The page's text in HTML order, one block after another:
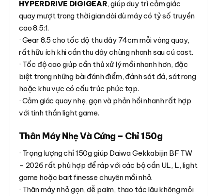
HYPERDRIVE DIGIGEAR, giúp duy trì cảm giác
quay mượt trong thời gian dài dù máy có tỷ số truyền
cao 8.5:1.
· Gear 8.5 cho tốc độ thu dây 74cm mỗi vòng quay,
rất hữu ích khi cần thu dây chùng nhanh sau cú cast.
· Tốc độ cao giúp cần thủ xử lý mồi nhanh hơn, đặc
biệt trong những bài đánh điểm, đánh sát đá, sát rong
hoặc khu vực có cấu trúc phức tạp.
· Cảm giác quay nhẹ, gọn và phản hồi nhanh rất hợp
với tinh thần light game.
Thân Máy Nhẹ Và Cứng – Chỉ 150g
· Trọng lượng chỉ 150g giúp Daiwa Gekkabijin BF TW
– 2026 rất phù hợp để ráp với các bộ cần UL, L, light
game hoặc bait finesse chuyên mồi nhỏ.
· Thân máy nhỏ gọn, dễ palm, thao tác lâu không mỏi